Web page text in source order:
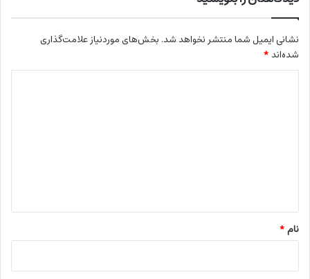
نشانی ایمیل شما منتشر نخواهد شد. بخش‌های موردنیاز علامت‌گذاری
شده‌اند*
نام*